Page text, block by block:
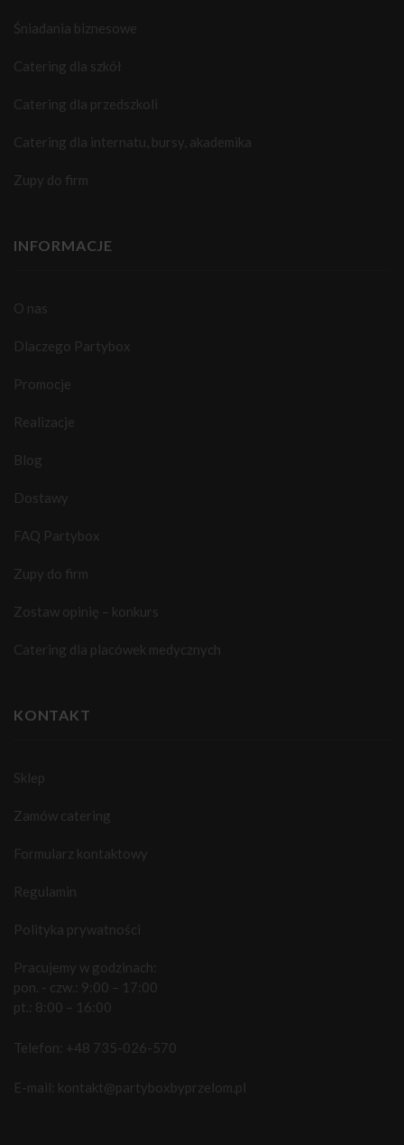
Śniadania biznesowe
Catering dla szkół
Catering dla przedszkoli
Catering dla internatu, bursy, akademika
Zupy do firm
INFORMACJE
O nas
Dlaczego Partybox
Promocje
Realizacje
Blog
Dostawy
FAQ Partybox
Zupy do firm
Zostaw opinię – konkurs
Catering dla placówek medycznych
KONTAKT
Sklep
Zamów catering
Formularz kontaktowy
Regulamin
Polityka prywatności
Pracujemy w godzinach:
pon. - czw.: 9:00 – 17:00
pt.: 8:00 – 16:00
Telefon: +48 735-026-570
E-mail: kontakt@partyboxbyprzelom.pl